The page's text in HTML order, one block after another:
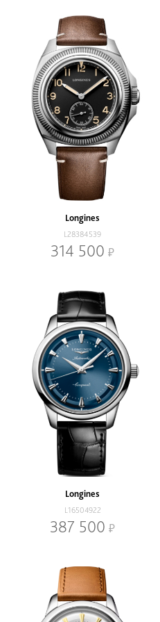
Longines
L28384539
314 500
Longines
L16504922
387 500